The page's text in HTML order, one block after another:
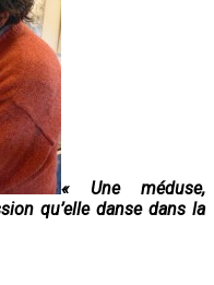
« Une méduse,
qu’elle danse dans la